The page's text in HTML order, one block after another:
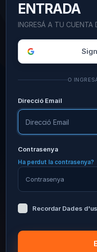
ENTRADA
INGRESÁ A TU CUENTA
O
Direcció Email
Contrasenya
Ha perdut la contrasenya?
Recordar Dades